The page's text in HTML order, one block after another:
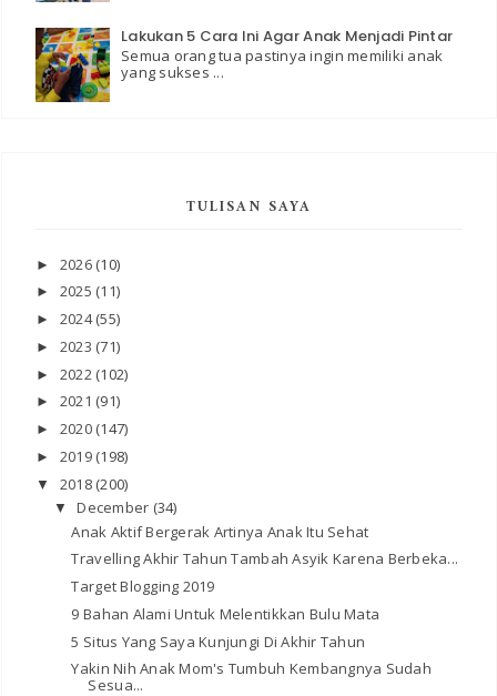
Lakukan 5 Cara Ini Agar Anak Menjadi Pintar
Semua orang tua pastinya ingin memiliki anak
yang sukses ...
TULISAN SAYA
► 2026 (10)
► 2025 (11)
► 2024(55)
► 2023 (71)
► 2022 (102)
► 2021 (91)
► 2020 (147)
► 2019 (198)
▼ 2018 (200)
▼December (34)
Anak Aktif Bergerak Artinya Anak Itu Sehat
Travelling Akhir Tahun Tambah Asyik Karena Berbeka...
Target Blogging 2019
9 Bahan Alami Untuk Melentikkan Bulu Mata
5 Situs Yang Saya Kunjungi Di Akhir Tahun
Yakin Nih Anak Mom's Tumbuh Kembangnya Sudah
Sesua...